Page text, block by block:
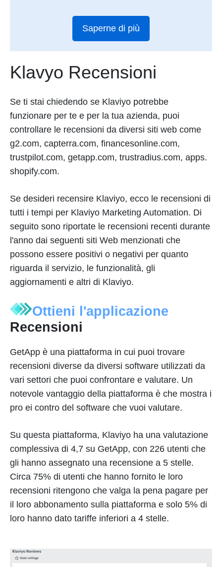
Saperne di più
Klavyo Recensioni
Se ti stai chiedendo se Klaviyo potrebbe
funzionare per te e per la tua azienda, puoi
controllare le recensioni da diversi siti web come
g2.com, capterra.com, financesonline.com,
trustpilot.com, getapp.com, trustradius.com, apps.
shopify.com.
Se desideri recensire Klaviyo, ecco le recensioni di
tutti i tempi per Klaviyo Marketing Automation. Di
seguito sono riportate le recensioni recenti durante
l'anno dai seguenti siti Web menzionati che
possono essere positivi o negativi per quanto
riguarda il servizio, le funzionalità, gli
aggiornamenti e altri di Klaviyo.
Ottieni l'applicazione
Recensioni
GetApp è una piattaforma in cui puoi trovare
recensioni diverse da diversi software utilizzati da
vari settori che puoi confrontare e valutare. Un
notevole vantaggio della piattaforma è che mostra i
pro ei contro del software che vuoi valutare.
Su questa piattaforma, Klaviyo ha una valutazione
complessiva di 4,7 su GetApp, con 226 utenti che
gli hanno assegnato una recensione a 5 stelle.
Circa 75% di utenti che hanno fornito le loro
recensioni ritengono che valga la pena pagare per
il loro abbonamento sulla piattaforma e solo 5% di
loro hanno dato tariffe inferiori a 4 stelle.